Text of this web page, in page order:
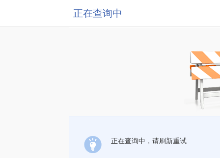
正在查询中
正在查询中，请刷新重试